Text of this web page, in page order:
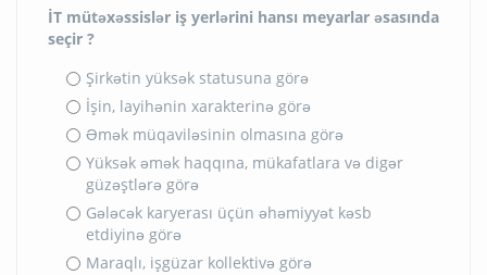
İT mütəxəssislər iş yerlərini hansı meyarlar əsasında
seçir ?
Şirkətin yüksək statusuna görə
İşin, layihənin xarakterinə görə
Əmək müqaviləsinin olmasına görə
Yüksək əmək haqqına, mükafatlara və digər
güzəştlərə görə
Gələcək karyerası üçün əhəmiyyət kəsb
etdiyinə görə
Maraqlı, işgüzar kollektivə görə